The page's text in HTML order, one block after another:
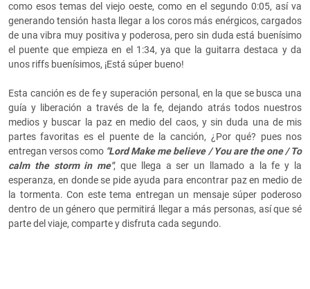
como esos temas del viejo oeste, como en el segundo 0:05, así va
generando tensión hasta llegar a los coros más enérgicos, cargados
de una vibra muy positiva y poderosa, pero sin duda está buenísimo
el puente que empieza en el 1:34, ya que la guitarra destaca y da
unos riffs buenísimos, ¡Está súper bueno!
Esta canción es de fe y superación personal, en la que se busca una
guía y liberación a través de la fe, dejando atrás todos nuestros
medios y buscar la paz en medio del caos, y sin duda una de mis
partes favoritas es el puente de la canción, ¿Por qué? pues nos
entregan versos como "Lord Make me believe / You are the one / To
calm the storm in me", que llega a ser un llamado a la fe y la
esperanza, en donde se pide ayuda para encontrar paz en medio de
la tormenta. Con este tema entregan un mensaje súper poderoso
dentro de un género que permitirá llegar a más personas, así que sé
parte del viaje, comparte y disfruta cada segundo.